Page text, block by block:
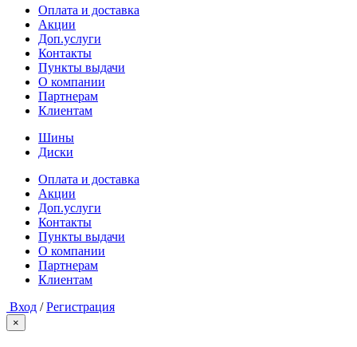
Оплата и доставка
Акции
Доп.услуги
Контакты
Пункты выдачи
О компании
Партнерам
Клиентам
Шины
Диски
Оплата и доставка
Акции
Доп.услуги
Контакты
Пункты выдачи
О компании
Партнерам
Клиентам
Вход / Регистрация
×